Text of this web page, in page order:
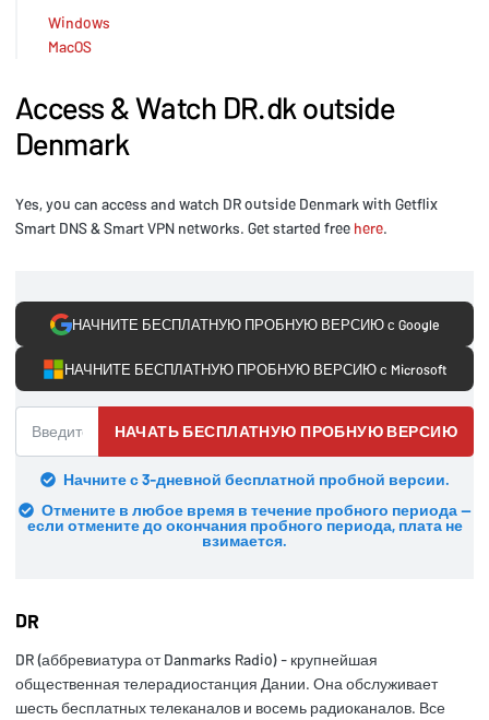
Access & Watch DR.dk outside
Denmark
Yes, you can access and watch DR outside Denmark with Getflix
Smart DNS & Smart VPN networks. Get started free here.
НАЧНИТЕ БЕСПЛАТНУЮ ПРОБНУЮ ВЕРСИЮ с Google
НАЧНИТЕ БЕСПЛАТНУЮ ПРОБНУЮ ВЕРСИЮ с Microsoft
НАЧАТЬ БЕСПЛАТНУЮ ПРОБНУЮ ВЕРСИЮ
Начните с 3-дневной бесплатной пробной версии.
Отмените в любое время в течение пробного периода —
если отмените до окончания пробного периода, плата не
взимается.
DR
DR (аббревиатура от Danmarks Radio) - крупнейшая
общественная телерадиостанция Дании. Она обслуживает
шесть бесплатных телеканалов и восемь радиоканалов. Все
Windows
MacOS